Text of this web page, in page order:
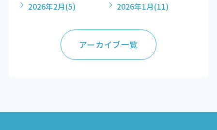
2026年2月(5) 2026年1月(11)
アーカイブ一覧